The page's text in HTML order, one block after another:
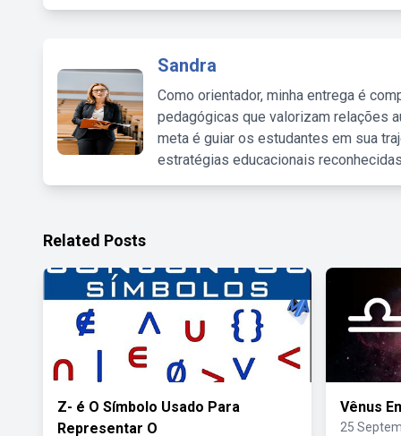
Sandra
Como orientador, minha entrega é
pedagógicas que valorizam relações
meta é guiar os estudantes em sua
estratégias educacionais
Related Posts
Z- é O Símbolo Usado Para
Representar O
Vênus
25